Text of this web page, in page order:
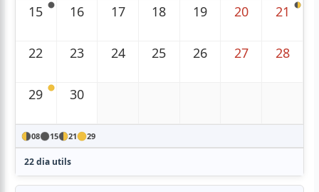
15 16 17 18 19 20 21
22 23 24 25 26 27 28
29 30
08 15 21 29
22 dia utils